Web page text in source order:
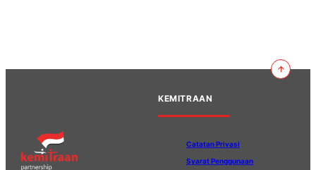
KEMITRAAN
Catatan Privasi
Syarat Penggunaan